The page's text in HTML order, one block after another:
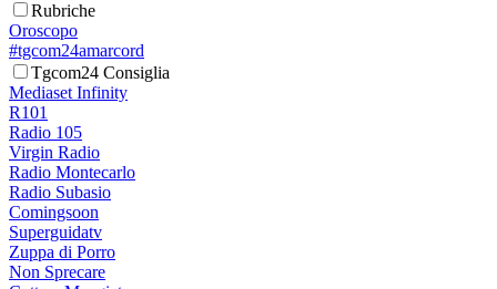
Rubriche
Oroscopo
#tgcom24amarcord
Tgcom24 Consiglia
Mediaset Infinity
R101
Radio 105
Virgin Radio
Radio Montecarlo
Radio Subasio
Comingsoon
Superguidatv
Zuppa di Porro
Non Sprecare